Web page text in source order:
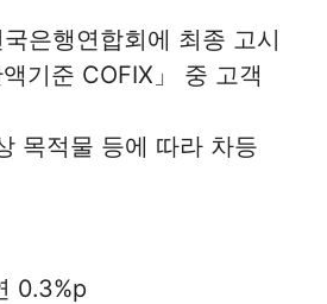
은행연합회에 최종 고시
기준 COFIX」 중 고객
목적물 등에 따라 차등
0.3%p